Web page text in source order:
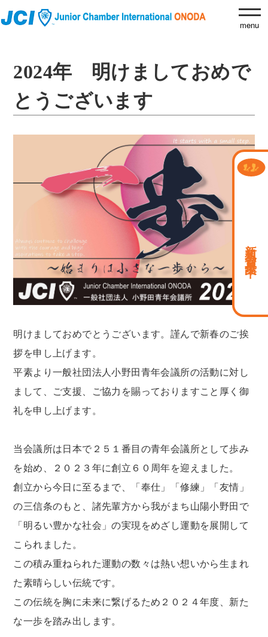
新規会員募集中
2024年 明けましておめで
とうございます
明けましておめでとうございます。謹んで新春のご挨
拶を申し上げます。
平素より一般社団法人小野田青年会議所の活動に対し
まして、ご支援、ご協力を賜っておりますこと厚く御
礼を申し上げます。
当会議所は日本で２５１番目の青年会議所として歩み
を始め、２０２３年に創立６０周年を迎えました。
創立から今日に至るまで、「奉仕」「修練」「友情」
の三信条のもと、諸先輩方から我がまち山陽小野田で
「明るい豊かな社会」の実現をめざし運動を展開して
こられました。
この積み重ねられた運動の数々は熱い想いから生まれ
た素晴らしい伝統です。
この伝統を胸に未来に繋げるため２０２４年度、新た
な一歩を踏み出します。